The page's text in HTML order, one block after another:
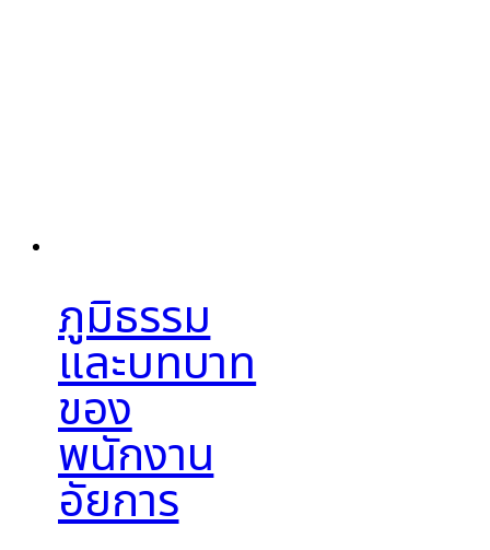
ภูมิธรรม
และบทบาท
ของ
พนักงาน
อัยการ